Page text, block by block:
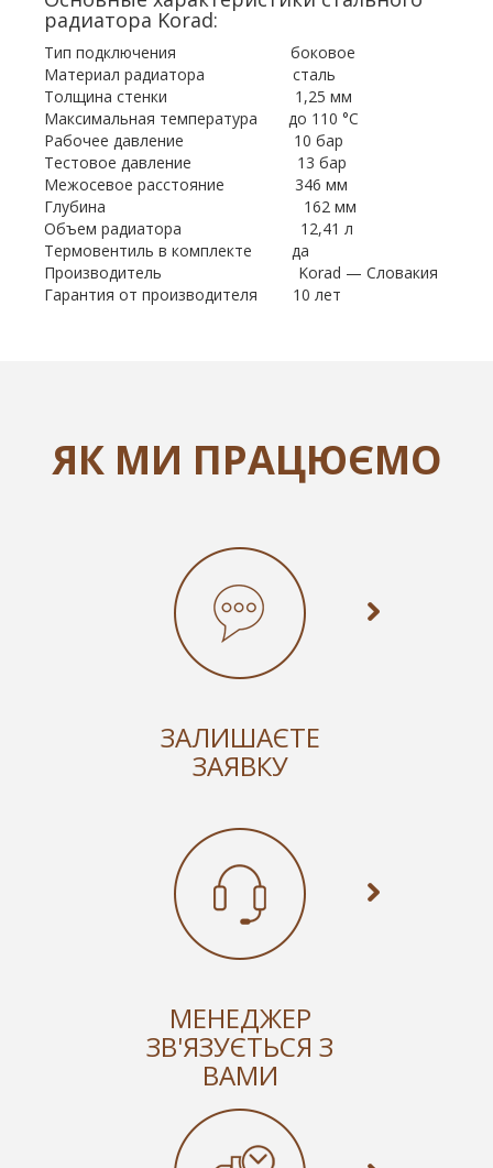
радиатора Korad:
Тип подключения боковое
Материал радиатора сталь
Толщина стенки 1,25 мм
Максимальная температура до 110 °С
Рабочее давление 10 бар
Тестовое давление 13 бар
Межосевое расстояние 346 мм
Глубина 162 мм
Объем радиатора 12,41 л
Термовентиль в комплекте да
Производитель Korad — Словакия
Гарантия от производителя 10 лет
ЯК МИ ПРАЦЮЄМО
ЗАЛИШАЄТЕ
ЗАЯВКУ
МЕНЕДЖЕР
ЗВ'ЯЗУЄТЬСЯ З
ВАМИ